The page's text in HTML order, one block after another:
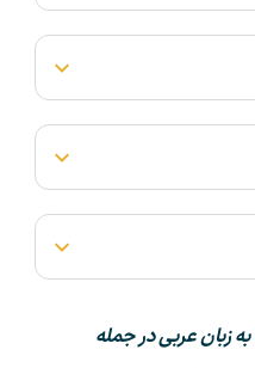
زبان عربی در جمله